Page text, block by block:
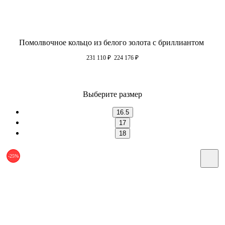
Помолвочное кольцо из белого золота с бриллиантом
231 110 ₽ 224 176 ₽
Выберите размер
16.5
17
18
-25%